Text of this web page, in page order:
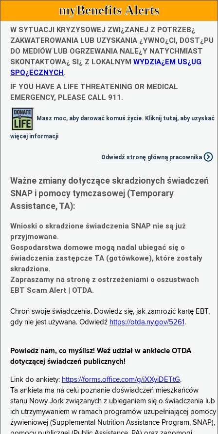
myBenefits Alerts
W SYTUACJI KRYZYSOWEJ ZWI¿ZANEJ Z POTRZEB¿
ZAKWATEROWANIA LUB UZYSKANIA ¿YWNO¿CI, DOST¿PU
DO MEDIÓW LUB OGRZEWANIA NALE¿Y NATYCHMIAST
SKONTAKTOWA¿ SI¿ Z LOKALNYM WYDZIA¿EM US¿UG
SPO¿ECZNYCH.
IF YOU HAVE A LIFE THREATENING OR MEDICAL
EMERGENCY, PLEASE CALL 911.
Masz moc, aby darować komuś życie. Kliknij tutaj, aby uzyskać
więcej informacji
Odwiedź stronę główną pracownika
Ważne zmiany dotyczące skradzionych świadczeń
SNAP i pomocy tymczasowej (Temporary
Assistance, TA):
Wnioski o skradzione świadczenia SNAP nie są już
przyjmowane.
Gospodarstwa domowe mogą nadal ubiegać się o
świadczenia zastępcze TA (gotówkowe), które zostały
skradzione.
Zapraszamy na stronę z ostrzeżeniami o oszustwach
EBT Scam Alert | OTDA.
Chroń swoje świadczenia. Dowiedz się, jak zamrozić kartę EBT,
gdy nie jest używana. Odwiedź https://otda.ny.gov/5261 .
Powiedz nam, co myślisz! Weź udział w ankiecie OTDA
dotyczącej świadczeń publicznych!
Link do ankiety: https://forms.office.com/g/iXXyiDETtG.
Ta ankieta ma na celu poznanie doświadczeń mieszkańców
stanu Nowy Jork związanych z ubieganiem się o świadczenia lub
ich utrzymywaniem w ramach programów uzupełniającej pomocy
żywieniowej (Supplemental Nutrition Assistance Program, SNAP),